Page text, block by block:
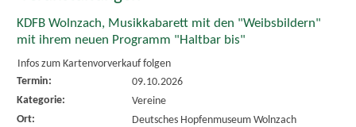
KDFB Wolnzach, Musikkabarett mit den "Weibsbildern"
mit ihrem neuen Programm "Haltbar bis"
Infos zum Kartenvorverkauf folgen
Termin:
09.10.2026
Kategorie:
Vereine
Ort:
Deutsches Hopfenmuseum Wolnzach